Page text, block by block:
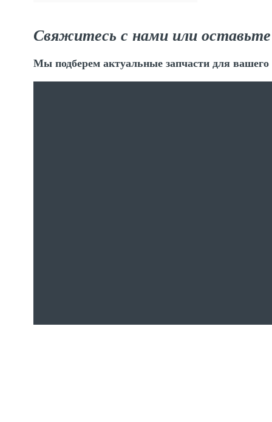
Свяжитесь с нами или оставьте
Мы подберем актуальные запчасти для вашего